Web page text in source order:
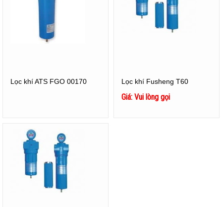
Lọc khí ATS FGO 00170 Lọc khí Fusheng T60
Giá: Vui lòng gọi